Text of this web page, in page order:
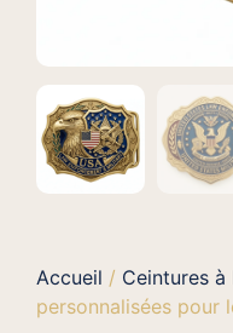
Accueil / Ceintures à
personnalisées pour